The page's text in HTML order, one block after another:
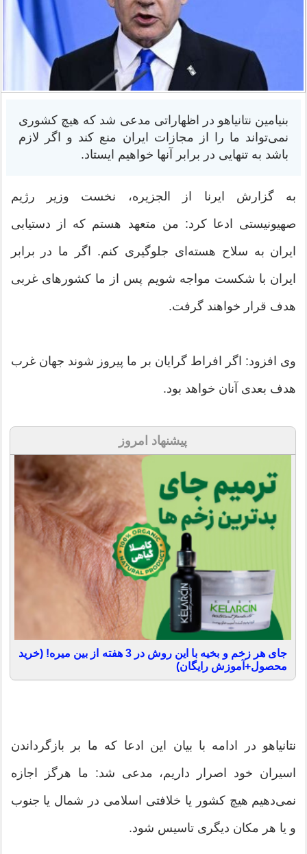
بنیامین نتانیاهو در اظهاراتی مدعی شد که هیچ کشوری
نمی‌تواند ما را از مجازات ایران منع کند و اگر لازم
باشد به تنهایی در برابر آنها خواهیم ایستاد.
به گزارش ایرنا از الجزیره، نخست وزیر رژیم
صهیونیستی ادعا کرد: من متعهد هستم که از دستیابی
ایران به سلاح هسته‌ای جلوگیری کنم. اگر ما در برابر
ایران با شکست مواجه شویم پس از ما کشورهای غربی
هدف قرار خواهند گرفت.
وی افزود: اگر افراط گرایان بر ما پیروز شوند جهان غرب
هدف بعدی آنان خواهد بود.
پیشنهاد امروز
جای هر زخم و بخیه با این روش در 3 هفته از بین میره! (خرید
محصول+آموزش رایگان)
نتانیاهو در ادامه با بیان این ادعا که ما بر بازگرداندن
اسیران خود اصرار داریم، مدعی شد: ما هرگز اجازه
نمی‌دهیم هیچ کشور یا خلافتی اسلامی در شمال یا جنوب
و یا هر مکان دیگری تاسیس شود.